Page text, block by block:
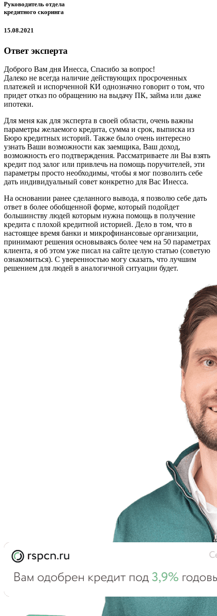
Руководитель отдела
кредитного скоринга
15.08.2021
Ответ эксперта
Доброго Вам дня Инесса, Спасибо за вопрос!
Далеко не всегда наличие действующих просроченных
платежей и испорченной КИ однозначно говорит о том, что
придет отказ по обращению на выдачу ПК, займа или даже
ипотеки.
Для меня как для эксперта в своей области, очень важны
параметры желаемого кредита, сумма и срок, выписка из
Бюро кредитных историй. Также было очень интересно
узнать Ваши возможности как заемщика, Ваш доход,
возможность его подтверждения. Рассматриваете ли Вы взять
кредит под залог или привлечь на помощь поручителей, эти
параметры просто необходимы, чтобы я мог позволить себе
дать индивидуальный совет конкретно для Вас Инесса.
На основании ранее сделанного вывода, я позволю себе дать
ответ в более обобщенной форме, который подойдет
большинству людей которым нужна помощь в получение
кредита с плохой кредитной историей. Дело в том, что в
настоящее время банки и микрофинансовые организации,
принимают решения основываясь более чем на 50 параметрах
клиента, я об этом уже писал на сайте целую статью (советую
ознакомиться). С уверенностью могу сказать, что лучшим
решением для людей в аналогичной ситуации будет.